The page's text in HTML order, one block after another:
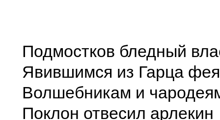
Подмостков бледный
Явившимся из Гарца
Волшебникам и
Поклон отвесил арлекин